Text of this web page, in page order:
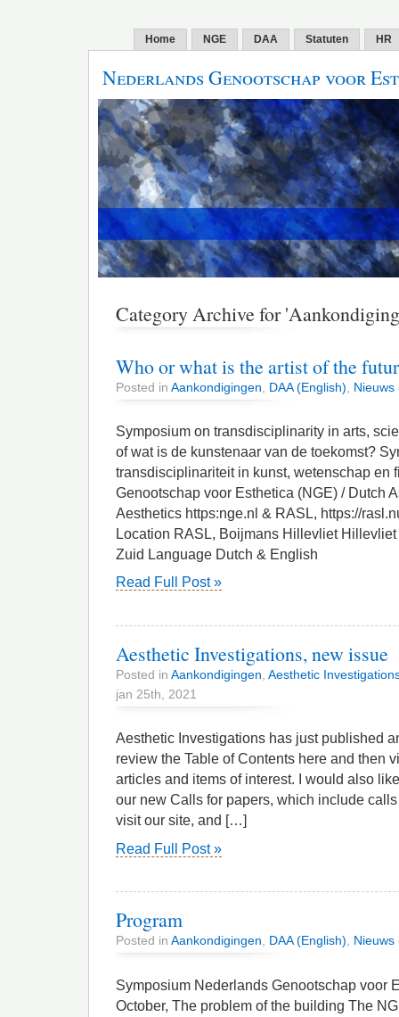
Home NGE DAA Statuten HR
Nederlands Genootschap voor
Category Archive for
Who or what is the artist of the
Posted in Aankondigingen DAA (English) Nieuws
Symposium on transdisciplinarity in arts,
of wat is de kunstenaar van de toekomst?
transdisciplinariteit in kunst, wetenschap en
Genootschap voor Esthetica (NGE) / Dutch
Aesthetics https:nge.nl & RASL, https://
Location RASL, Boijmans Hillevliet
Zuid Language Dutch & English
Read Full Post »
Aesthetic Investigations, new issue
Posted in Aankondigingen Aesthetic
jan 25th, 2021
Aesthetic Investigations has just published
review the Table of Contents here and then
articles and items of interest. I would also
our new Calls for papers, which include
visit our site, and […]
Read Full Post »
Program
Posted in Aankondigingen, DAA (English), Nieuws
Symposium Nederlands Genootschap voor
October, The problem of the building The